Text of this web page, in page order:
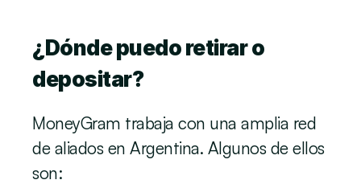
¿Dónde puedo retirar o
depositar?
MoneyGram trabaja con una amplia red
de aliados en Argentina. Algunos de ellos
son: